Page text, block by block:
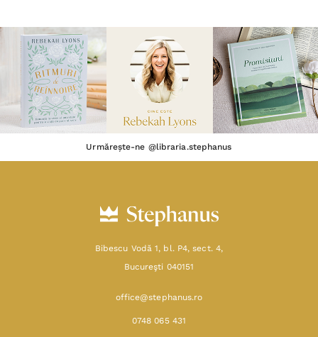
Urmărește-ne @libraria.stephanus
Bibescu Vodă 1, bl. P4, sect. 4,
Bucureşti 040151
office@stephanus.ro
0748 065 431